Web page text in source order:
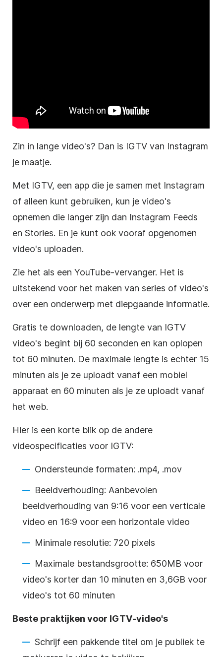
Zin in lange video's? Dan is IGTV van Instagram
je maatje.
Met IGTV, een app die je samen met Instagram
of alleen kunt gebruiken, kun je video's
opnemen die langer zijn dan Instagram Feeds
en Stories. En je kunt ook vooraf opgenomen
video's uploaden.
Zie het als een YouTube-vervanger. Het is
uitstekend voor het maken van series of video's
over een onderwerp met diepgaande informatie.
Gratis te downloaden, de lengte van IGTV
video's begint bij 60 seconden en kan oplopen
tot 60 minuten. De maximale lengte is echter 15
minuten als je ze uploadt vanaf een mobiel
apparaat en 60 minuten als je ze uploadt vanaf
het web.
Hier is een korte blik op de andere
videospecificaties voor IGTV:
Ondersteunde formaten: .mp4, .mov
Beeldverhouding: Aanbevolen
beeldverhouding van 9:16 voor een verticale
video en 16:9 voor een horizontale video
Minimale resolutie: 720 pixels
Maximale bestandsgrootte: 650MB voor
video's korter dan 10 minuten en 3,6GB voor
video's tot 60 minuten
Beste praktijken voor IGTV-video's
Schrijf een pakkende titel om je publiek te